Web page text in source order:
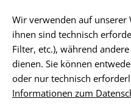
HOME EQUIPMENT
Wir verwenden auf unserer
ihnen sind technisch
Filter, etc.), während
dienen. Sie können
oder nur technisch
Informationen zum